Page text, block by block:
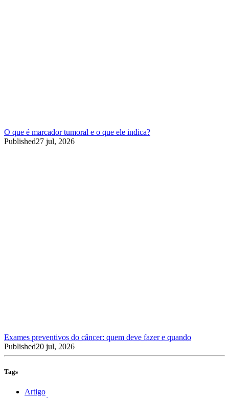
O que é marcador tumoral e o que ele indica?
Published27 jul, 2026
Exames preventivos do câncer: quem deve fazer e quando
Published20 jul, 2026
Tags
Artigo